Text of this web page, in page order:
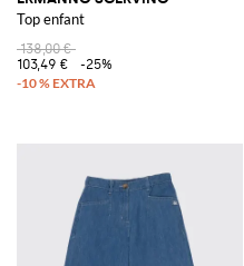
Top enfant
138,00 €
103,49 €
-25%